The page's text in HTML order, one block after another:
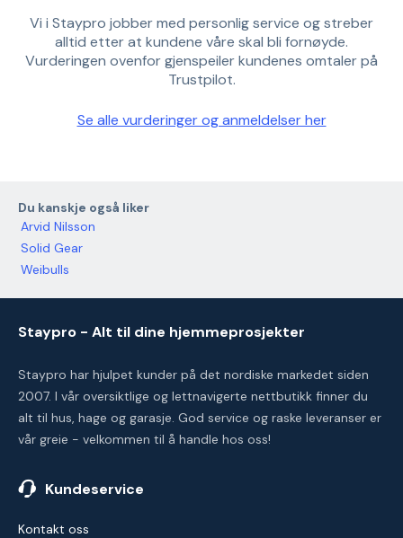
Vi i Staypro jobber med personlig service og streber
alltid etter at kundene våre skal bli fornøyde.
Vurderingen ovenfor gjenspeiler kundenes omtaler på
Trustpilot.
Se alle vurderinger og anmeldelser her
Du kanskje også liker
Arvid Nilsson
Solid Gear
Weibulls
Staypro - Alt til dine hjemmeprosjekter
Staypro har hjulpet kunder på det nordiske markedet siden
2007. I vår oversiktlige og lettnavigerte nettbutikk finner du
alt til hus, hage og garasje. God service og raske leveranser er
vår greie - velkommen til å handle hos oss!
Kundeservice
Kontakt oss